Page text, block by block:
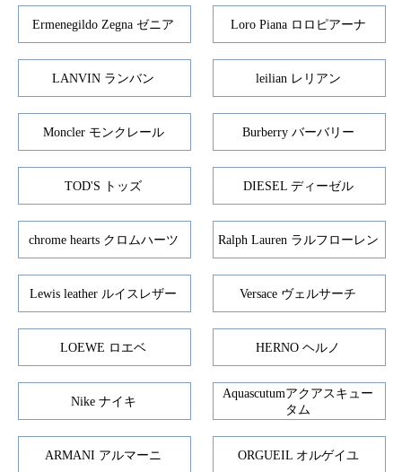
Ermenegildo Zegna ゼニア Loro Piana ロロピアーナ
LANVIN ランバン leilian レリアン
Moncler モンクレール Burberry バーバリー
TOD'S トッズ DIESEL ディーゼル
chrome hearts クロムハーツ Ralph Lauren ラルフローレン
Lewis leather ルイスレザー Versace ヴェルサーチ
LOEWE ロエベ HERNO ヘルノ
Nike ナイキ
Aquascutumアクアスキュー
タム
ARMANI アルマーニ ORGUEIL オルゲイユ